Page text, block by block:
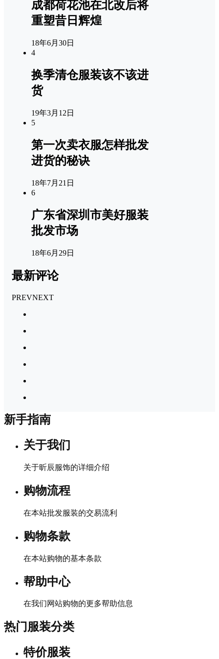
成都荷花池在北改后将
重塑昔日辉煌
18年6月30日
4
换季清仓服装该不该进
货
19年3月12日
5
第一次卖衣服怎样批发
进货的秘诀
18年7月21日
6
广东省深圳市美好服装
批发市场
18年6月29日
最新评论
PREVNEXT
新手指南
关于我们
关于昕辰服饰的详细介绍
购物流程
在本站批发服装的交易流利
购物条款
在本站购物的基本条款
帮助中心
在我们网站购物的更多帮助信息
热门服装分类
特价服装